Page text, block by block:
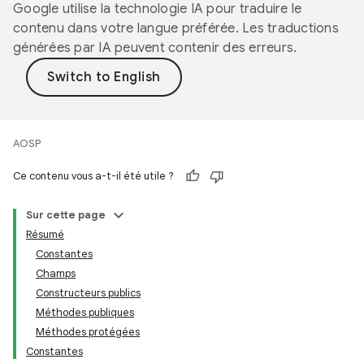
Google utilise la technologie IA pour traduire le
contenu dans votre langue préférée. Les traductions
générées par IA peuvent contenir des erreurs.
AOSP
Ce contenu vous a-t-il été utile ?
Sur cette page
Résumé
Constantes
Champs
Constructeurs publics
Méthodes publiques
Méthodes protégées
Constantes